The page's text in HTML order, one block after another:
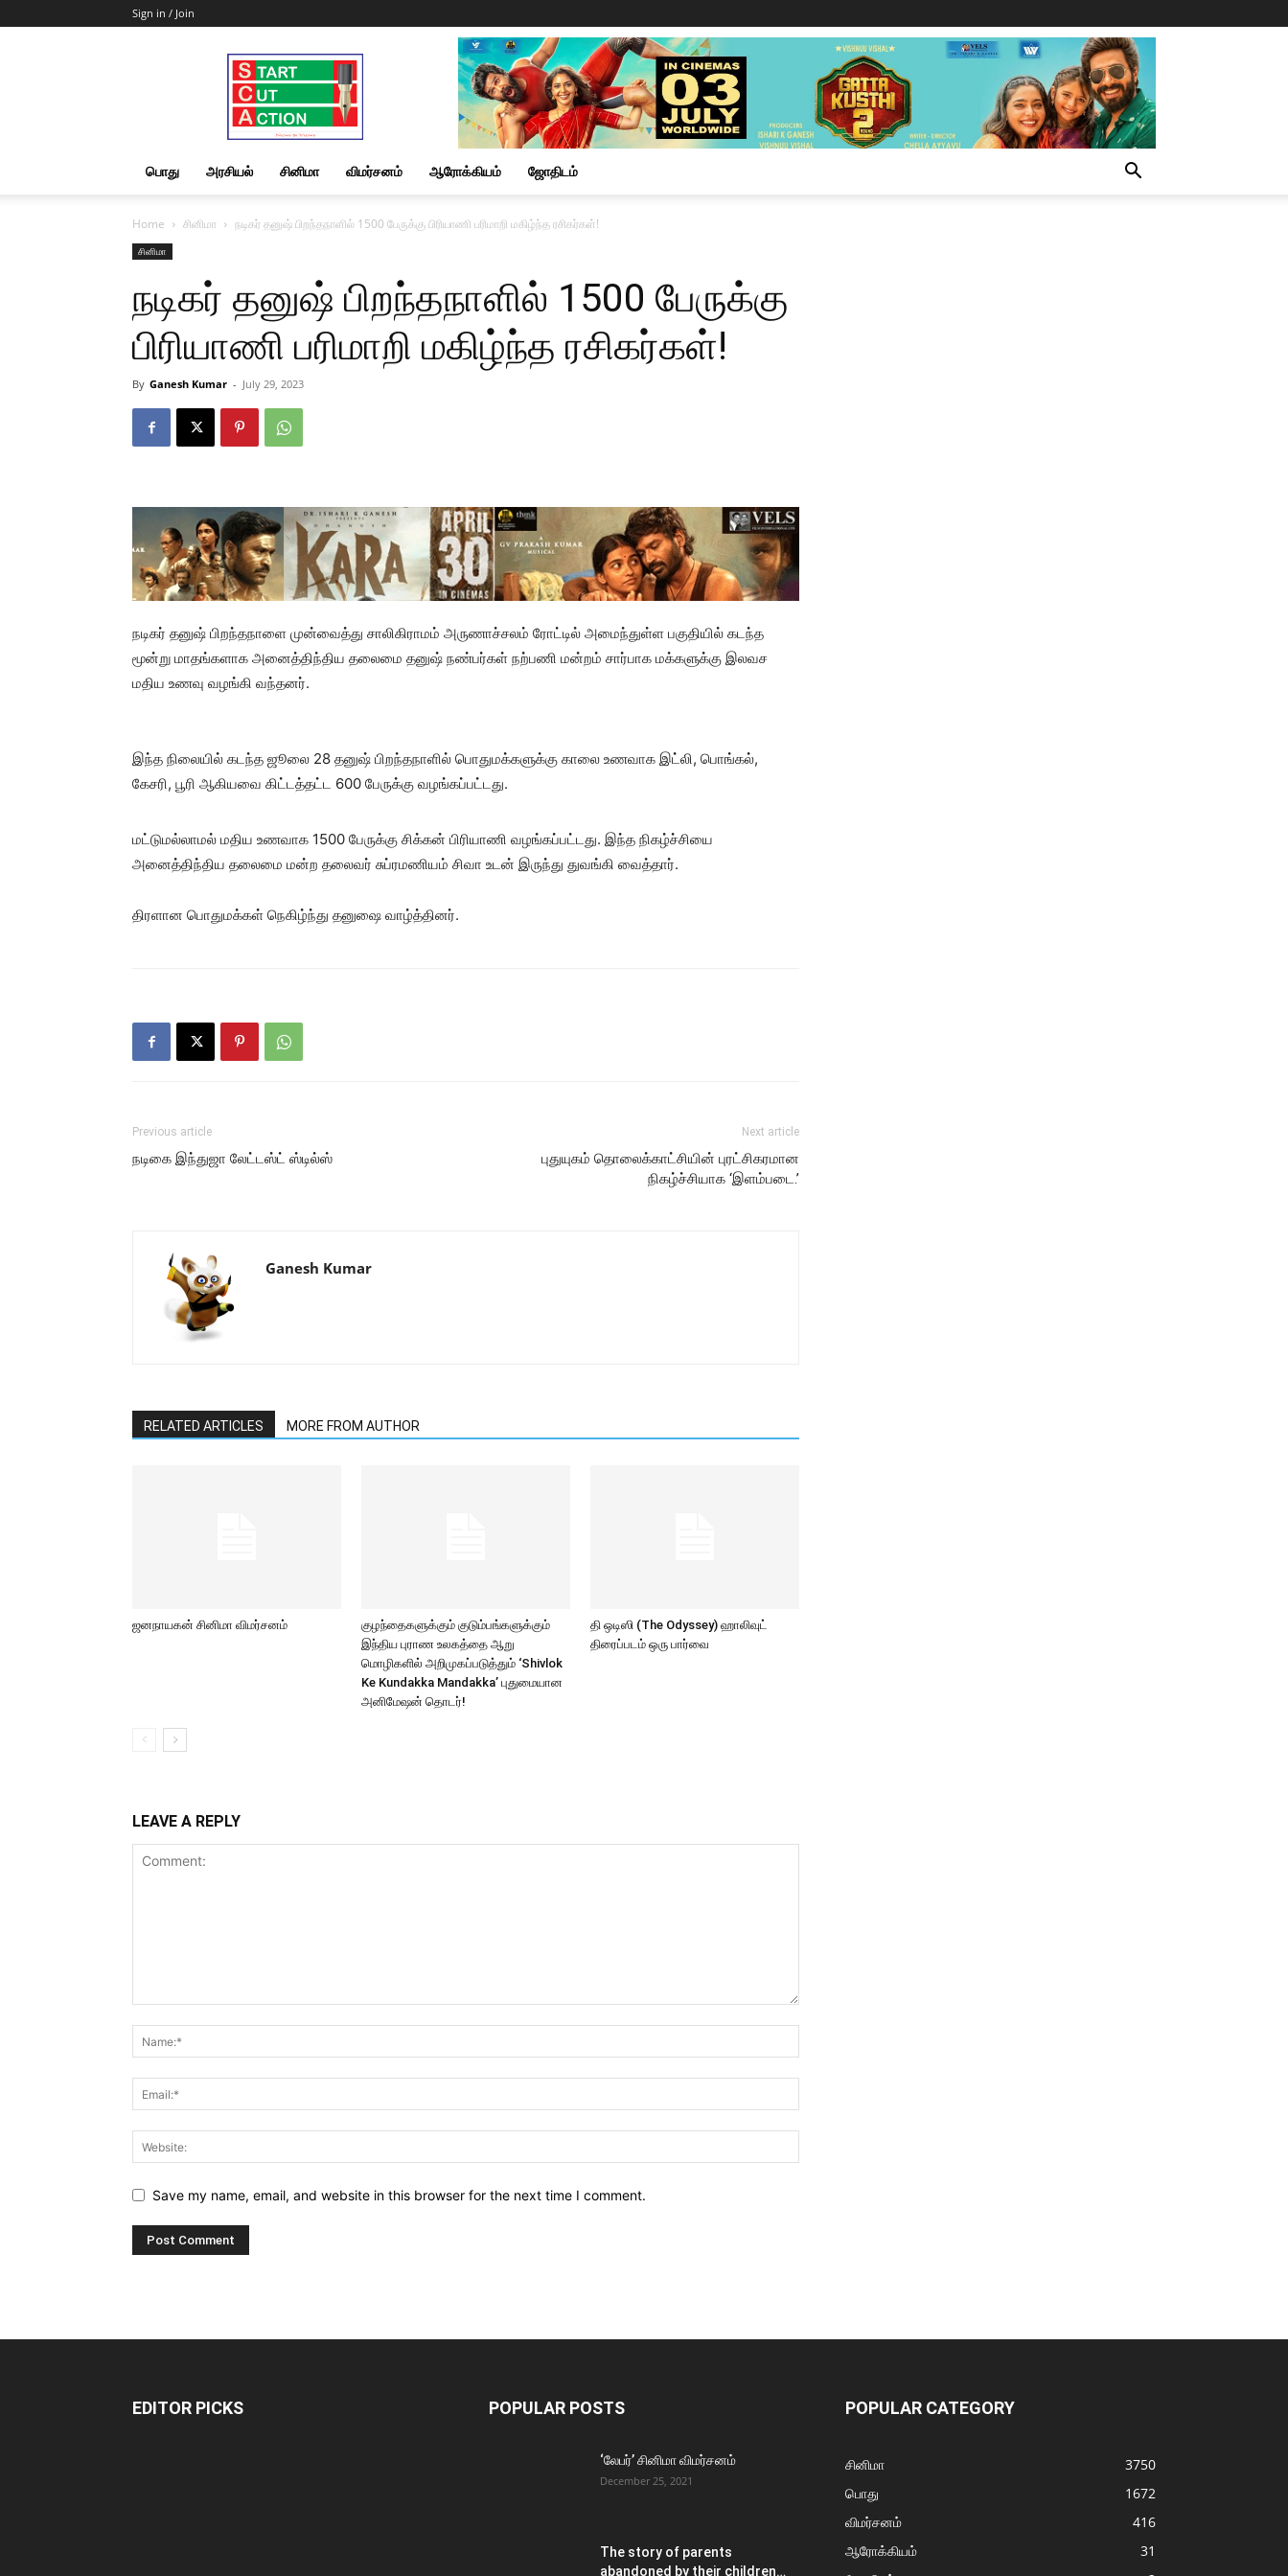
Sign in / Join
Start
Cut
Action
|
News
&
பொது அரசியல் சினிமா விமர்சனம் ஆரோக்கியம் ஜோதிடம்
Home சினிமா நடிகர் தனுஷ் பிறந்தநாளில் 1500 பேருக்கு பிரியாணி பரிமாறி மகிழ்ந்த ரசிகர்கள்!
சினிமா
நடிகர் தனுஷ் பிறந்தநாளில் 1500 பேருக்கு
பிரியாணி பரிமாறி மகிழ்ந்த ரசிகர்கள்!
By Ganesh Kumar - July 29, 2023
நடிகர் தனுஷ் பிறந்தநாளை முன்வைத்து சாலிகிராமம் அருணாச்சலம் ரோட்டில் அமைந்துள்ள பகுதியில் கடந்த
மூன்று மாதங்களாக அனைத்திந்திய தலைமை தனுஷ் நண்பர்கள் நற்பணி மன்றம் சார்பாக மக்களுக்கு இலவச
மதிய உணவு வழங்கி வந்தனர்.
இந்த நிலையில் கடந்த ஜூலை 28 தனுஷ் பிறந்தநாளில் பொதுமக்களுக்கு காலை உணவாக இட்லி, பொங்கல்,
கேசரி, பூரி ஆகியவை கிட்டத்தட்ட 600 பேருக்கு வழங்கப்பட்டது.
மட்டுமல்லாமல் மதிய உணவாக 1500 பேருக்கு சிக்கன் பிரியாணி வழங்கப்பட்டது. இந்த நிகழ்ச்சியை
அனைத்திந்திய தலைமை மன்ற தலைவர் சுப்ரமணியம் சிவா உடன் இருந்து துவங்கி வைத்தார்.
திரளான பொதுமக்கள் நெகிழ்ந்து தனுஷை வாழ்த்தினர்.
Previous article
நடிகை இந்துஜா லேட்டஸ்ட் ஸ்டில்ஸ்
Next article
புதுயுகம் தொலைக்காட்சியின் புரட்சிகரமான
நிகழ்ச்சியாக ‘இளம்படை.’
Ganesh Kumar
RELATED ARTICLES MORE FROM AUTHOR
ஜனநாயகன் சினிமா விமர்சனம்
குழந்தைகளுக்கும் குடும்பங்களுக்கும்
இந்திய புராண உலகத்தை ஆறு
மொழிகளில் அறிமுகப்படுத்தும் ‘Shivlok
Ke Kundakka Mandakka’ புதுமையான
அனிமேஷன் தொடர்!
தி ஒடிஸி (The Odyssey) ஹாலிவுட்
திரைப்படம் ஒரு பார்வை
LEAVE A REPLY
Save my name, email, and website in this browser for the next time I comment.
EDITOR PICKS POPULAR POSTS
‘லேபர்’ சினிமா விமர்சனம்
December 25, 2021
The story of parents
abandoned by their children…
POPULAR CATEGORY
சினிமா
3750
பொது
1672
விமர்சனம்
416
ஆரோக்கியம்
31